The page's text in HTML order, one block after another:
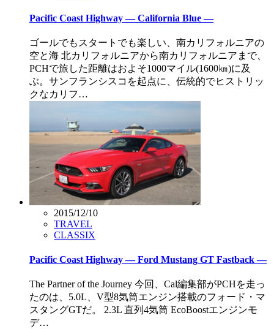
Pacific Coast Highway — California Blue —
ゴールでもスタートでも楽しい、南カリフォルニアの
空と海 北カリフォルニアから南カリフォルニアまで、
PCHで旅した距離はおよそ1000マイル(1600㎞)に及
ぶ。サンフランシスコを起点に、伝統的でヒストリッ
クなカリフ…
2015/12/10
TRAVEL
CLASSIX
Pacific Coast Highway — Ford Mustang GT Fastback —
The Partner of the Journey 今回、Cal編集部がPCHを走っ
たのは、5.0L、V型8気筒エンジン搭載のフォード・マ
スタングGTだ。 2.3L 直列4気筒 EcoBoostエンジンモ
デ…